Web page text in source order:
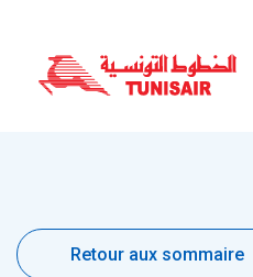
aux
sommaireRetour aux sommaire